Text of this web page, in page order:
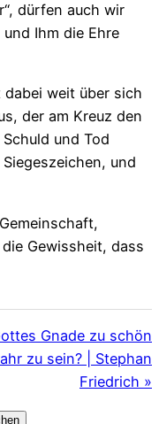
dürfen auch wir
Ihm die Ehre
dabei weit über sich
der am Kreuz den
und Tod
und
Gewissheit, dass
Gnade zu schön
zu sein? | Stephan
Friedrich »